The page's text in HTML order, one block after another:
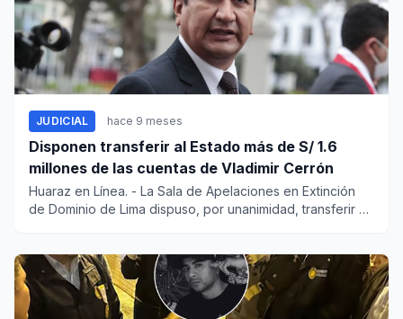
JUDICIAL hace 9 meses
Disponen transferir al Estado más de S/ 1.6
millones de las cuentas de Vladimir Cerrón
Huaraz en Línea. - La Sala de Apelaciones en Extinción
de Dominio de Lima dispuso, por unanimidad, transferir en